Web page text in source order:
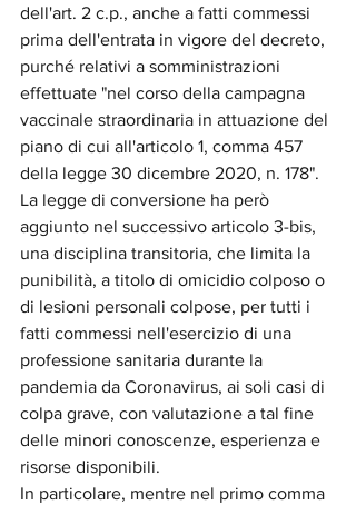
dell'art. 2 c.p., anche a fatti commessi
prima dell'entrata in vigore del decreto,
purché relativi a somministrazioni
effettuate "nel corso della campagna
vaccinale straordinaria in attuazione del
piano di cui all'articolo 1, comma 457
della legge 30 dicembre 2020, n. 178".
La legge di conversione ha però
aggiunto nel successivo articolo 3-bis,
una disciplina transitoria, che limita la
punibilità, a titolo di omicidio colposo o
di lesioni personali colpose, per tutti i
fatti commessi nell'esercizio di una
professione sanitaria durante la
pandemia da Coronavirus, ai soli casi di
colpa grave, con valutazione a tal fine
delle minori conoscenze, esperienza e
risorse disponibili.
In particolare, mentre nel primo comma